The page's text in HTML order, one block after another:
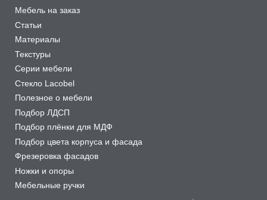
Мебель на заказ
Статьи
Материалы
Текстуры
Серии мебели
Стекло Lacobel
Полезное о мебели
Подбор ЛДСП
Подбор плёнки для МДФ
Подбор цвета корпуса и фасада
Фрезеровка фасадов
Ножки и опоры
Мебельные ручки